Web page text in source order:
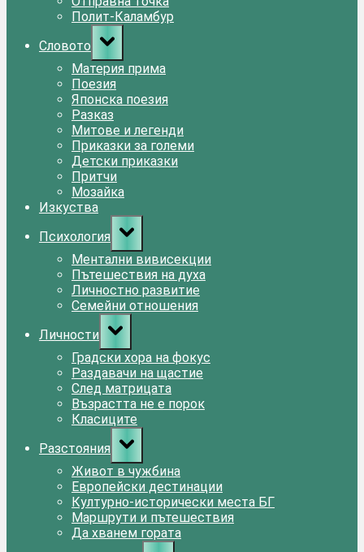
Полит-Каламбур
Словото
Toggle
sub-
menu
Материя прима
Поезия
Японска поезия
Разказ
Митове и легенди
Приказки за големи
Детски приказки
Притчи
Мозайка
Изкуства
Психология
Toggle
sub-
menu
Ментални вивисекции
Пътешествия на духа
Личностно развитие
Семейни отношения
Личности
Toggle
sub-
menu
Градски хора на фокус
Раздавачи на щастие
След матрицата
Възрастта не е порок
Класиците
Разстояния
Toggle
sub-
menu
Живот в чужбина
Европейски дестинации
Културно-исторически места БГ
Маршрути и пътешествия
Да хванем гората